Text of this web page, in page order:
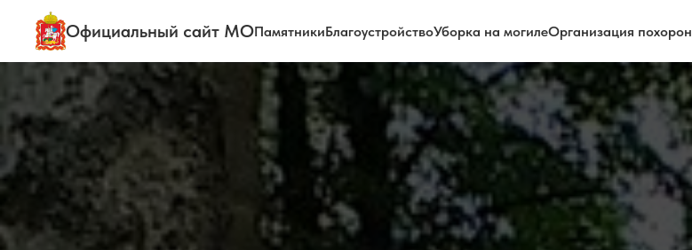
Официальный сайт МОПамятникиБлагоустройствоУборка на могилеОрганизация похорон